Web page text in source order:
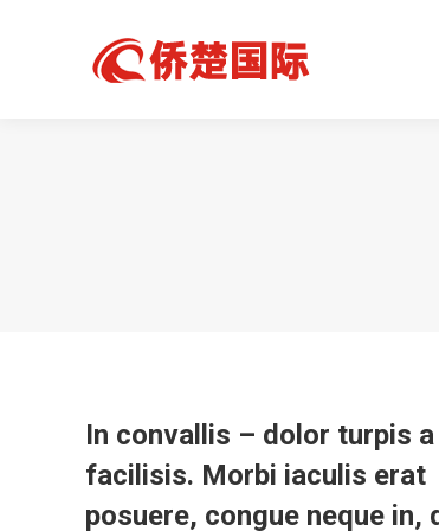
In convallis – dolor turpis
facilisis. Morbi iaculis erat
posuere, congue neque in,